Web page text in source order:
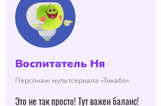
Воспитатель Ня
Персонаж мультсериала «Тикабо»
Это не так просто! Тут важен баланс!